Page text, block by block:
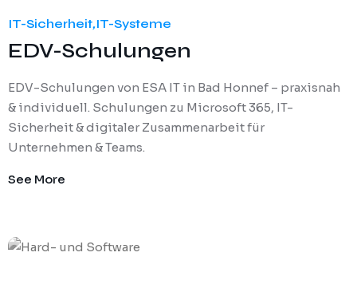
IT-Sicherheit,IT-Systeme
EDV-Schulungen
EDV-Schulungen von ESA IT in Bad Honnef – praxisnah
& individuell. Schulungen zu Microsoft 365, IT-
Sicherheit & digitaler Zusammenarbeit für
Unternehmen & Teams.
See More